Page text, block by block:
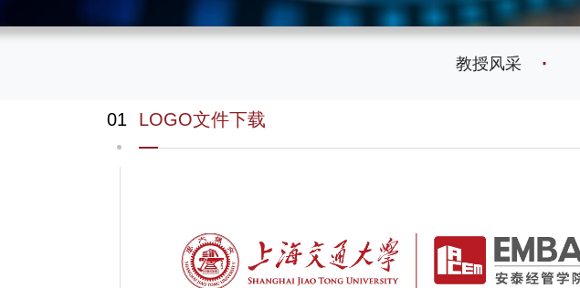
教授风采
01 LOGO文件下载